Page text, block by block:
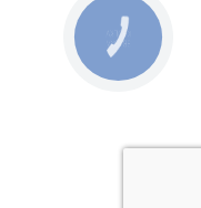
КНОПКА
ЗВ'ЯЗКУ